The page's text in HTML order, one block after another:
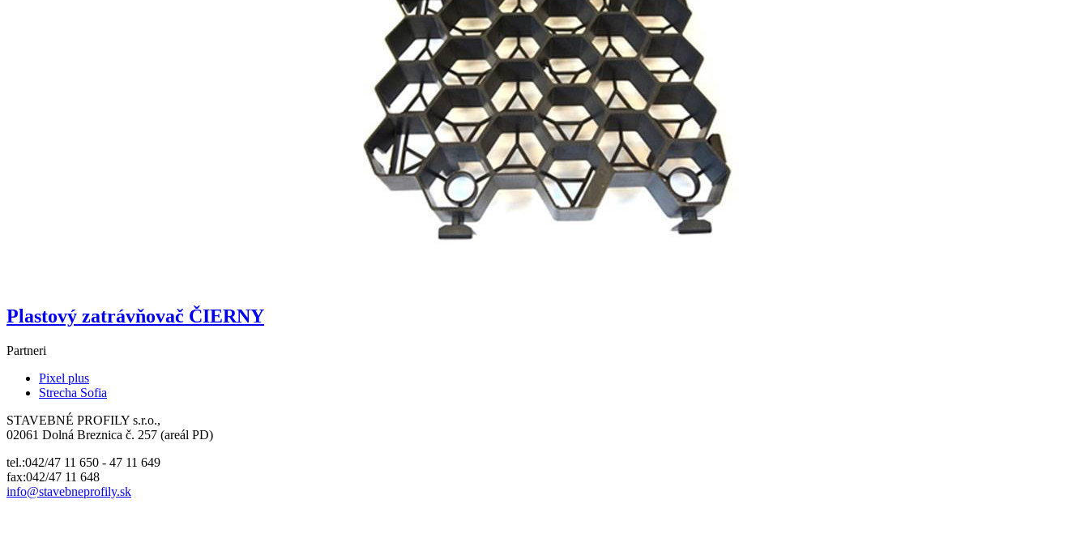
Plastový zatrávňovač ČIERNY
Partneri
Pixel plus
Strecha Sofia
STAVEBNÉ PROFILY s.r.o.,
02061 Dolná Breznica č. 257 (areál PD)
tel.:042/47 11 650 - 47 11 649
fax:042/47 11 648
info@stavebneprofily.sk